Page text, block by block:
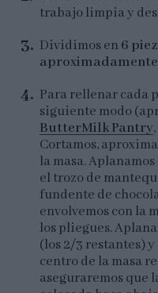
trabajo limpia y
Dividimos en 6
Para rellenar cada
siguiente modo
ButterMilk Pantry
Cortamos,
la masa.
el trozo de
fundente de
envolvemos con la
los pliegues.
(los 2/3 restantes)
centro de la masa
aseguraremos que